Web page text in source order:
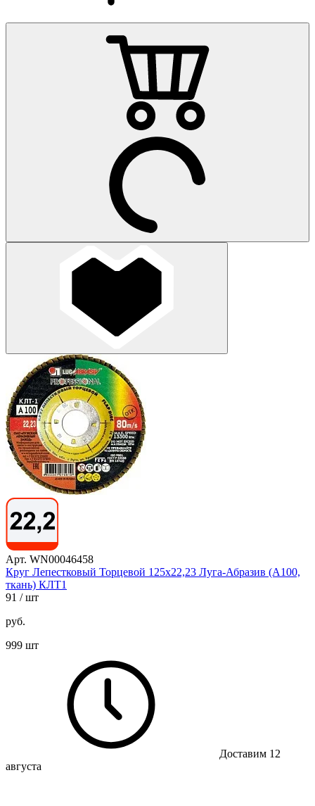
Арт. WN00046458
Круг Лепестковый Торцевой 125х22,23 Луга-Абразив (А100,
ткань) КЛТ1
91 / шт
руб.
999 шт
Доставим 12
августа